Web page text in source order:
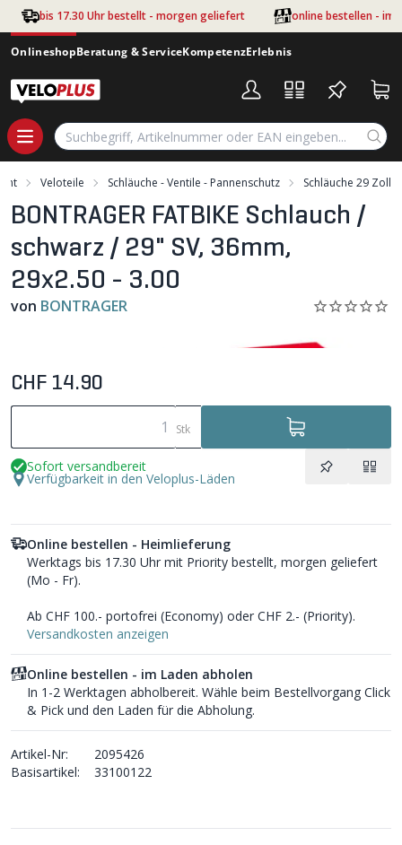
Zum Hauptinhalt springen
bis 17.30 Uhr bestellt - morgen geliefert online bestellen - im
OnlineshopBeratung & ServiceKompetenzErlebnis
Veloteile Schläuche - Ventile - Pannenschutz Schläuche 29 Zoll
BONTRAGER FATBIKE Schlauch /
schwarz / 29" SV, 36mm,
29x2.50 - 3.00
von BONTRAGER
CHF 14.90
Stk
Sofort versandbereit
Verfügbarkeit in den Veloplus-Läden
Online bestellen - Heimlieferung
Werktags bis 17.30 Uhr mit Priority bestellt, morgen geliefert
(Mo - Fr).
Ab CHF 100.- portofrei (Economy) oder CHF 2.- (Priority).
Versandkosten anzeigen
Online bestellen - im Laden abholen
In 1-2 Werktagen abholbereit. Wähle beim Bestellvorgang Click
& Pick und den Laden für die Abholung.
Artikel-Nr:
2095426
Basisartikel:
33100122